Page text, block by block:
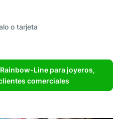
o tarjeta
Line para joyeros,
comerciales